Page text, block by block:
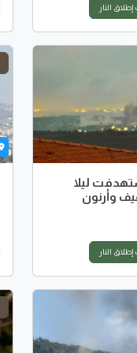
النار
ليلا
وأرنون
النار